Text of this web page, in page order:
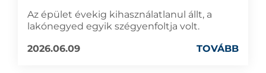
Az épület évekig kihasználatlanul állt, a
lakónegyed egyik szégyenfoltja volt.
2026.06.09
TOVÁBB